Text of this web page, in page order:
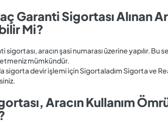
Garanti Sigortası Alınan
Mi?
sigortası, aracın şasi numarası üzerine yapılır. Bu
mümkündür.
sigorta devir işlemi için Sigortaladım Sigorta ve
Aracın Kullanım